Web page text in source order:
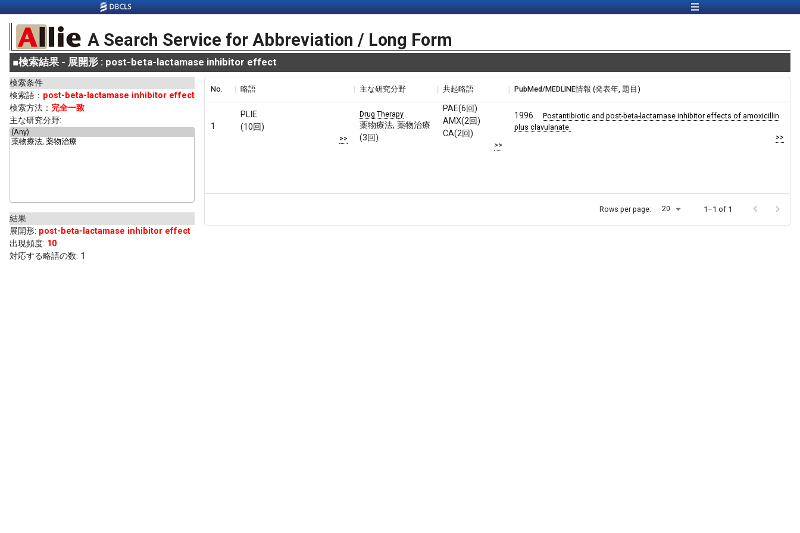
A Search Service for Abbreviation / Long Form
■検索結果 - 展開形 : post-beta-lactamase inhibitor effect
検索条件
検索語： post-beta-lactamase inhibitor effect
検索方法： 完全一致
主な研究分野:
結果
展開形: post-beta-lactamase inhibitor effect
出現頻度: 10
対応する略語の数: 1
No. 略語 主な研究分野 共起略語 PubMed/MEDLINE情報 (発表年, 題目)
1
PLIE
(10回)
>>
Drug Therapy
薬物療法, 薬物治療
(3回)
PAE(6回)
AMX(2回)
CA(2回)
>>
1996
Postantibiotic and post-beta-lactamase inhibitor effects of amoxicillin
plus clavulanate.
>>
Rows per page: 20 1–1 of 1